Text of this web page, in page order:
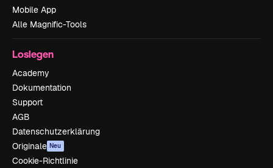
Mobile App
Alle Magnific-Tools
Loslegen
Academy
Dokumentation
Support
AGB
Datenschutzerklärung
Originale Neu
Cookie-Richtlinie